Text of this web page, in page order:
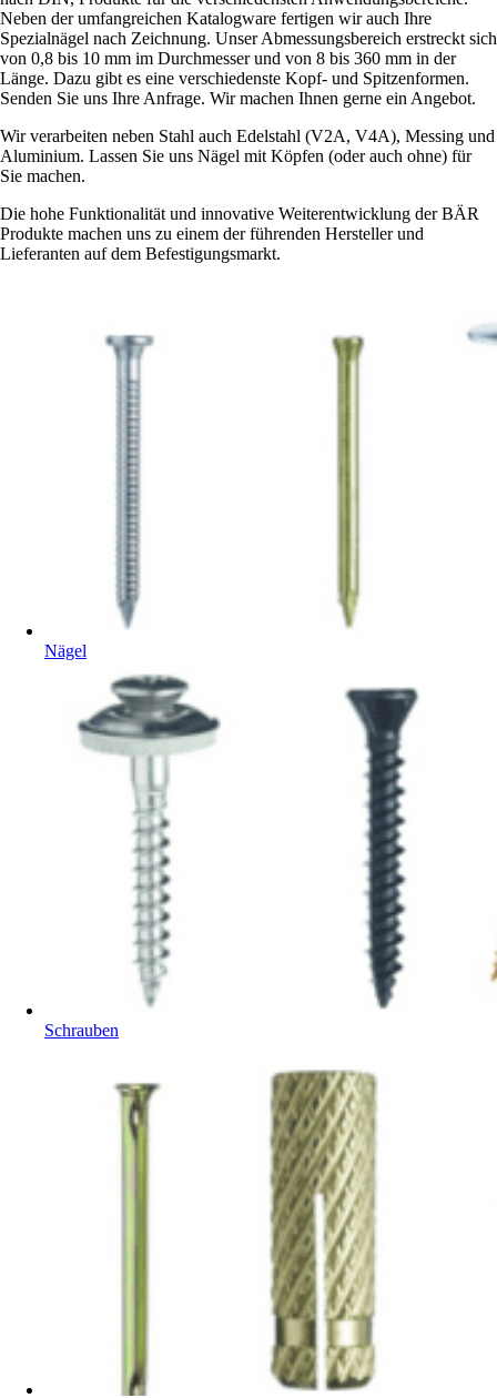
Neben der umfangreichen Katalogware fertigen wir auch Ihre
Spezialnägel nach Zeichnung. Unser Abmessungsbereich erstreckt sich
von 0,8 bis 10 mm im Durchmesser und von 8 bis 360 mm in der
Länge. Dazu gibt es eine verschiedenste Kopf- und Spitzenformen.
Senden Sie uns Ihre Anfrage. Wir machen Ihnen gerne ein Angebot.
Wir verarbeiten neben Stahl auch Edelstahl (V2A, V4A), Messing und
Aluminium. Lassen Sie uns Nägel mit Köpfen (oder auch ohne) für
Sie machen.
Die hohe Funktionalität und innovative Weiterentwicklung der BÄR
Produkte machen uns zu einem der führenden Hersteller und
Lieferanten auf dem Befestigungsmarkt.
Nägel
Schrauben